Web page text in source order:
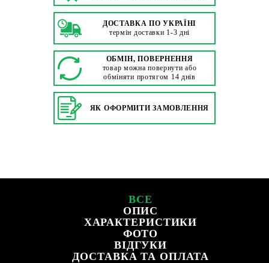
ДОСТАВКА ПО УКРАЇНІ
термін доставки 1-3 дні
ОБМІН, ПОВЕРНЕННЯ
товар можна повернути або
обміняти протягом 14 днів
ЯК ОФОРМИТИ ЗАМОВЛЕННЯ
ВСЕ
ОПИС
ХАРАКТЕРИСТИКИ
ФОТО
ВІДГУКИ
ДОСТАВКА ТА ОПЛАТА